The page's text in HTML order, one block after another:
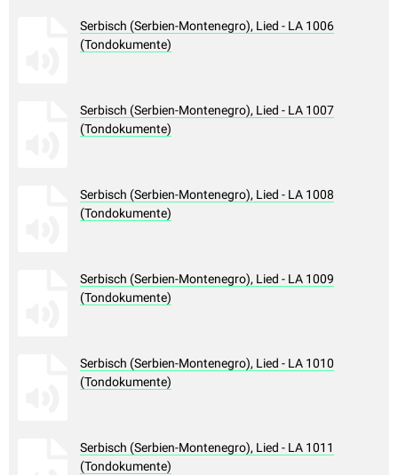
Serbisch (Serbien-Montenegro), Lied - LA 1006
(Tondokumente)
Serbisch (Serbien-Montenegro), Lied - LA 1007
(Tondokumente)
Serbisch (Serbien-Montenegro), Lied - LA 1008
(Tondokumente)
Serbisch (Serbien-Montenegro), Lied - LA 1009
(Tondokumente)
Serbisch (Serbien-Montenegro), Lied - LA 1010
(Tondokumente)
Serbisch (Serbien-Montenegro), Lied - LA 1011
(Tondokumente)